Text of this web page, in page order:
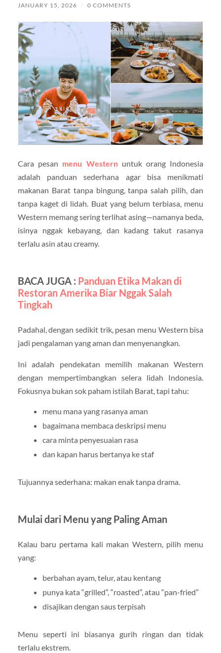
JANUARY 15, 2026 / 0 COMMENTS
Cara pesan menu Westernuntuk orang Indonesia
adalah panduan sederhana agar bisa menikmati
makanan Barat tanpa bingung, tanpa salah pilih, dan
tanpa kaget di lidah. Buat yang belum terbiasa, menu
Western memang sering terlihat asing—namanya beda,
isinya nggak kebayang, dan kadang takut rasanya
terlalu asin atau creamy.
BACA JUGA : Panduan Etika Makan di
Restoran Amerika Biar Nggak Salah
Tingkah
Padahal, dengan sedikit trik, pesan menu Western bisa
jadi pengalaman yang aman dan menyenangkan.
Ini adalah pendekatan memilih makanan Western
dengan mempertimbangkan selera lidah Indonesia.
Fokusnya bukan sok paham istilah Barat, tapi tahu:
menu mana yang rasanya aman
bagaimana membaca deskripsi menu
cara minta penyesuaian rasa
dan kapan harus bertanya ke staf
Tujuannya sederhana: makan enak tanpa drama.
Mulai dari Menu yang Paling Aman
Kalau baru pertama kali makan Western, pilih menu
yang:
berbahan ayam, telur, atau kentang
punya kata “grilled”, “roasted”, atau “pan-fried”
disajikan dengan saus terpisah
Menu seperti ini biasanya gurih ringan dan tidak
terlalu ekstrem.